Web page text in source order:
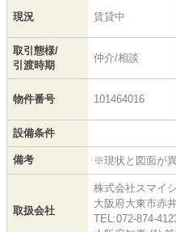
現況 賃貸中
取引態様/
引渡時期
仲介/相談
物件番号 101464016
設備条件
備考 ※現状と図面が
取扱会社
株式会社スマイ
大阪府大東市赤
TEL:072-874-